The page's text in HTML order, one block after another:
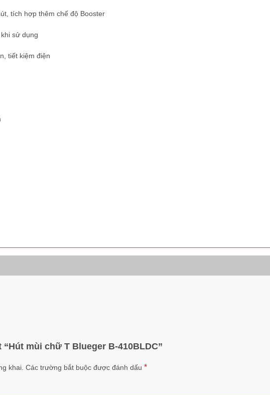
tích hợp thêm chế độ Booster
sử dụng
tiết kiệm điện
mùi chữ T Blueger B-410BLDC”
khai. Các trường bắt buộc được đánh dấu *